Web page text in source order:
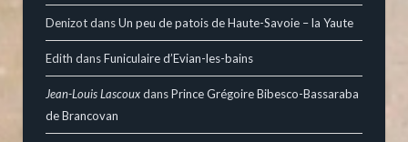
DenizotdansUn peu de patois de Haute-Savoie – la Yaute
Edith dansFuniculaire d’Evian-les-bains
Jean-Louis LascouxdansPrince Grégoire Bibesco-Bassaraba
de Brancovan